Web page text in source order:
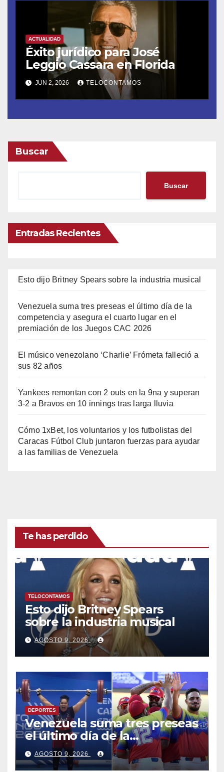
ACTUALIDAD
Éxito jurídico para José
Leggio Cassara en Florida
JUN 2, 2026 TELOCONTAMOS
Buscar
Buscar
Entradas Recientes
Esto dijo Britney Spears sobre la industria musical
Venezuela suma tres preseas el último día de la
competencia y asegura el cuarto lugar en el
premiación de los Juegos CAC 2026
El músico venezolano ‘Charlie’ Frómeta falleció a
sus 82 años
Yankees remontan con 2 outs en la 9na y superan
3-2 a Bravos en 10 innings tras larga lluvia
Cómo 1xBet, los voluntarios y los futbolistas del
Caracas Fútbol Club juntaron fuerzas para ayudar
a las familias de Venezuela
Te has perdido
TELOCONTAMOS
Esto dijo Britney Spears
sobre la industria musical
AGOSTO 9, 2026
DEPORTES
Venezuela suma tres preseas
el último día de la
competencia y asegura el
cuarto lugar en el premiación
AGOSTO 9, 2026